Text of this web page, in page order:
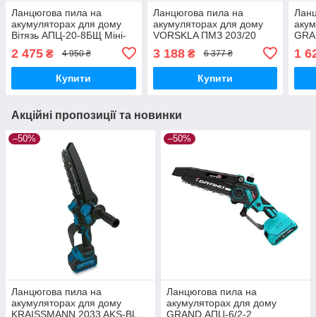
Ланцюгова пила на
акумуляторах для дому
Вітязь АПЦ-20-8БЩ Міні-
АКБ, 2 ланцюги)
2 475 ₴ 4 950 ₴
Купити
Ланцюгова пила на
акумуляторах для дому
VORSKLA ПМЗ 203/20
Мініланцюгова пила для
дачі (1 АКБ, 2 ланцюги)
3 188₴ 6 377 ₴
Купити
1
Акційні пропозиції та новинки
–50%
Ланцюгова пила на
акумуляторах для дому
KRAISSMANN 2033 AKS-BL
–50%
Ланцюгова пила на
акумуляторах для дому
GRAND АПЦ-6/2-2